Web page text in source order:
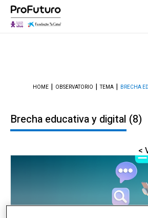
HOME OBSERVATORIO TEMA BRECHA
Brecha educativa y digital (8)
<